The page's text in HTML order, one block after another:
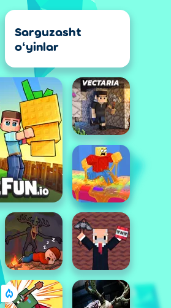
Sarguzasht
oʻyinlar